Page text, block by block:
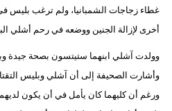
غطاء زجاجات الشمبانيا، ولم ترغب بليس
أخرى لإزالة الجنين ووضعه في رحم أشلي البالغة
وولدت آشلي ابنهما ستيتسون بصحة جيدة وبوزن 4 كيلو ونص
ورغم أن كليهما كان يأمل في أن يكون